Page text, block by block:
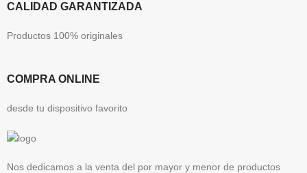
CALIDAD GARANTIZADA
Productos 100% originales
COMPRA ONLINE
desde tu dispositivo favorito
Nos dedicamos a la venta del por mayor y menor de productos